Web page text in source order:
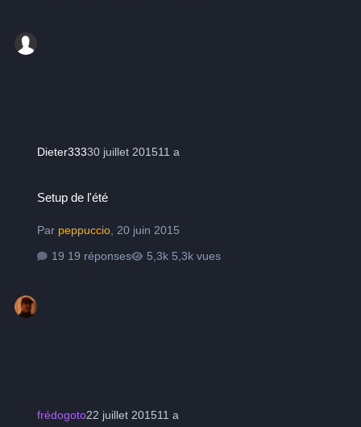
Dieter33330 juillet 201511 a
Setup de l'été
Par peppuccio,20 juin 2015
19 réponses
5,3k vues
frédogoto22 juillet 201511 a